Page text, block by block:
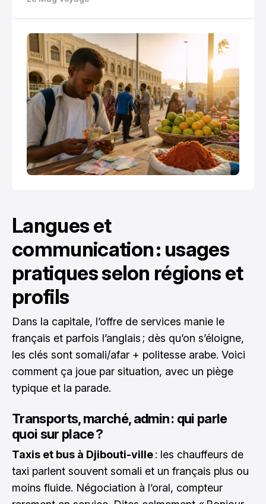
Langues et
communication : usages
pratiques selon régions et
profils
Dans la capitale, l’offre de services manie le
français et parfois l’anglais ; dès qu’on s’éloigne,
les clés sont somali/afar + politesse arabe. Voici
comment ça joue par situation, avec un piège
typique et la parade.
Transports, marché, admin : qui parle
quoi sur place ?
Taxis et bus à Djibouti-ville: les chauffeurs de
taxi parlent souvent somali et un français plus ou
moins fluide. Négociation à l’oral, compteur